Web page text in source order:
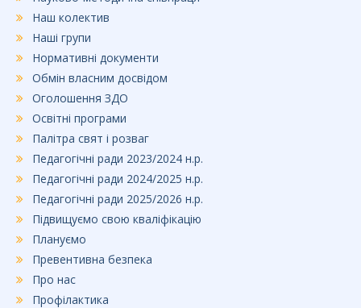
Наш колектив
Наші групи
Нормативні документи
Обмін власним досвідом
Оголошення ЗДО
Освітні програми
Палітра свят і розваг
Педагогічні ради 2023/2024 н.р.
Педагогічні ради 2024/2025 н.р.
Педагогічні ради 2025/2026 н.р.
Підвищуємо свою кваліфікацію
Плануємо
Превентивна безпека
Про нас
Профілактика